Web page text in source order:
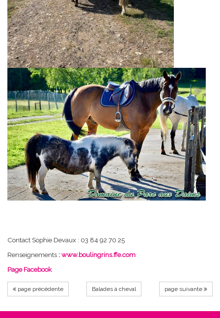
Contact Sophie Devaux : 03 84 92 70 25
Renseignements :www.boulingrins.ffe.com
Page Facebook
page précédente Balades à cheval page suivante